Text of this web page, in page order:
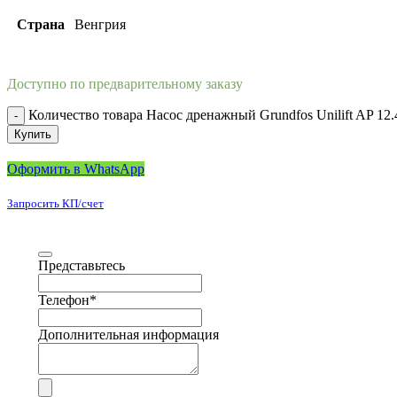
Страна Венгрия
Доступно по предварительному заказу
Количество товара Насос дренажный Grundfos Unilift AP
Купить
Оформить в WhatsApp
Запросить КП/счет
Представьтесь
Телефон*
Дополнительная информация